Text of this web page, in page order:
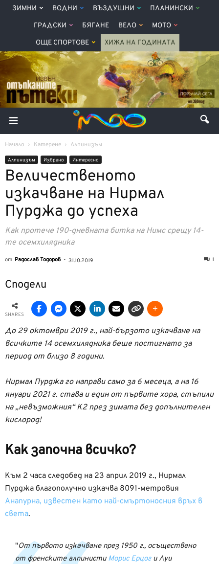
ЗИМНИ ВОДНИ ВЪЗДУШНИ ПЛАНИНСКИ
ГРАДСКИ БЯГАНЕ ВЕЛО МОТО
ОЩЕ СПОРТОВЕ ХИЖА НА ГОДИНАТА
Начало Катерене Алпинизъм
Алпинизъм Избрано Интерeсно
Величественото
изкачване на Нирмал
Пурджа до успеха
Как протече 190-дневната битка на Нимс срещу 14-
те осемхилядника
от Радослав Тодоров - 31.10.2019 1
Сподели
SHARES
До 29 октомври 2019 г., най-бързото изкачване на
всичките 14 осемхилядника беше постигнато за
период от близо 8 години.
Нирмал Пурджа го направи само за 6 месеца, а на 16
януари 2021 г. става и един от първите хора, стъпили
на „невъзможния“ К2 през зимата без допълнителен
кислород!
Как започна всичко?
Към 2 часа следобед на 23 април 2019 г., Нирмал
Пурджа благополучно изкачва 8091-метровия
Анапурна, известен като най-смъртоносния връх в
света.
От първото изкачване през 1950 г., осъществено
от френските алпинисти Морис Ерцоги Луи